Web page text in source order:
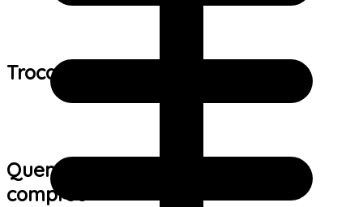
Trocas e devoluções:
Quem viu este produto também
comprou